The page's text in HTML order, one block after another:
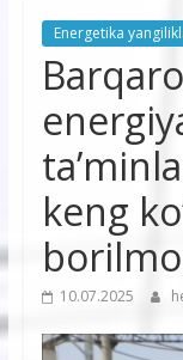
korxonasi”
Energetika
keng
10.07.2025